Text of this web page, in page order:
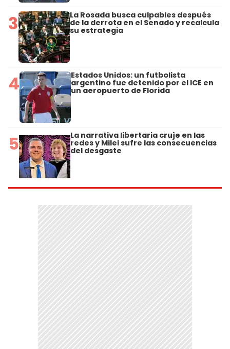
3 La Rosada busca culpables después
de la derrota en el Senado y recalcula
su estrategia
4 Estados Unidos: un futbolista
argentino fue detenido por el ICE en
un aeropuerto de Florida
5 La narrativa libertaria cruje en las
redes y Milei sufre las consecuencias
del desgaste